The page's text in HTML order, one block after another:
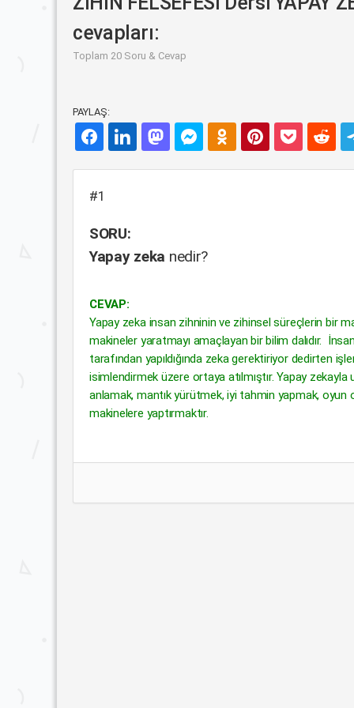
cevapları:
Toplam 20 Soru & Cevap
PAYLAŞ:
#1
SORU:
Yapay zeka nedir?
CEVAP:
Yapay zeka insan zihninin ve zihinsel süreçlerin bir
makineler yaratmayı amaçlayan bir bilim dalıdır.
tarafından yapıldığında zeka gerektiriyor dedirten
isimlendirmek üzere ortaya atılmıştır. Yapay
anlamak, mantık yürütmek, iyi tahmin yapmak,
makinelere yaptırmaktır.